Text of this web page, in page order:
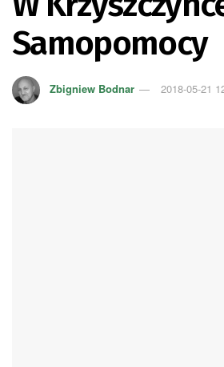
Samopomocy
Zbigniew Bodnar 2018-05-21